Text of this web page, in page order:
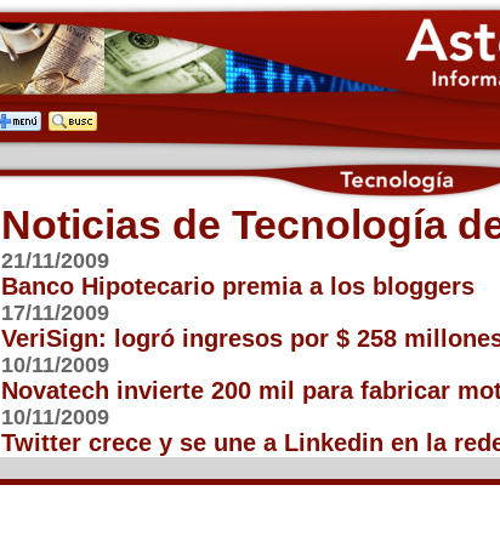
Noticias de Tecnología
21/11/2009
Banco Hipotecario premia a los bloggers
17/11/2009
VeriSign: logró ingresos por $ 258
10/11/2009
Novatech invierte 200 mil para fabricar
10/11/2009
Twitter crece y se une a Linkedin en la